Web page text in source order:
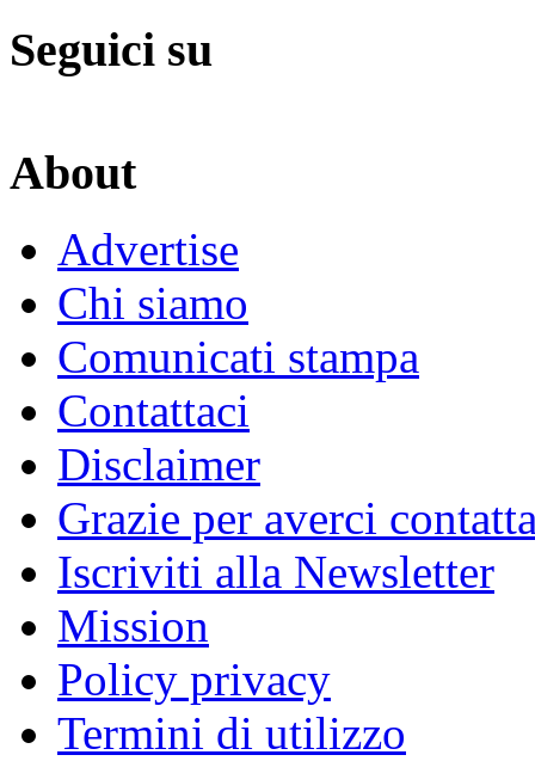
Seguici su
About
Advertise
Chi siamo
Comunicati stampa
Contattaci
Disclaimer
Grazie per averci
Iscriviti alla Newsletter
Mission
Policy privacy
Termini di utilizzo